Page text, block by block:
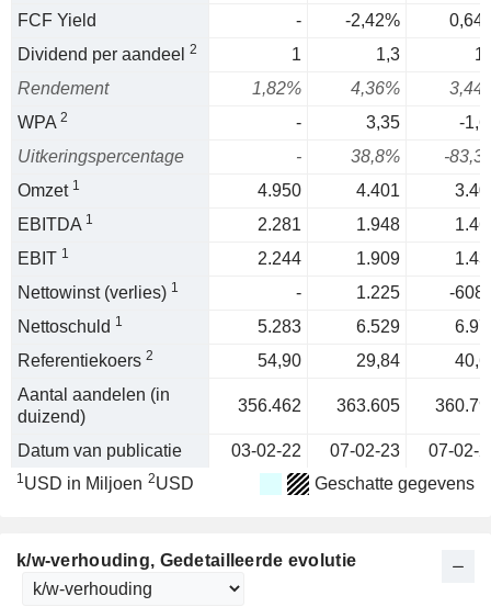
FCF Yield
- -2,42%
Dividend per aandeel 2 1 1,3
Rendement
1,82% 4,36%
WPA 2 - 3,35
-
Uitkeringspercentage
- 38,8%
-
Omzet 1 4.950 4.401
EBITDA 1 2.281 1.948
EBIT 1 2.244 1.909
Nettowinst (verlies) 1 - 1.225
-
Nettoschuld 1 5.283 6.529
Referentiekoers 2 54,90 29,84
Aantal aandelen (in
duizend)
356.462 363.605
Datum van publicatie 03-02-22 07-02-23 07-02-
1USD in Miljoen 2USD Geschatte gegevens
k/w-verhouding, Gedetailleerde evolutie